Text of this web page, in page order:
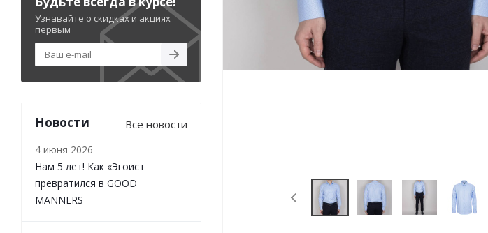
Узнавайте о скидках и акциях
первым
Новости Все новости
4 июня 2026
Нам 5 лет! Как «Эгоист
превратился в GOOD
MANNERS